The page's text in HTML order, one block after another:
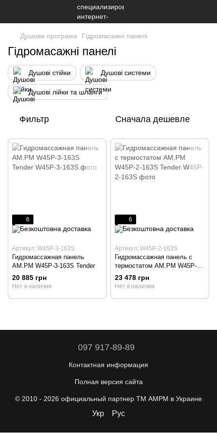
Душова програма Гідромасажні панелі
Гідромасажні панелі
Душові стійки Душові системи
Душові лійки та шланги
Фильтр Сначала дешевле
6
Артикул: W45P-3-163S
Гидромассажная панель
AM.PM W45P-3-163S Tender
20 885 грн
Нет в наличии
6
Артикул: W45P-2-163S
Гидромассажная панель с
термостатом AM.PM W45P-2-
163S Tender
23 478 грн
Нет в наличии
097 917-89-89
Контактная информация
Полная версия сайта
© 2010 - 2026 официальный партнер ТМ AMPM в Украине
Укр Рус